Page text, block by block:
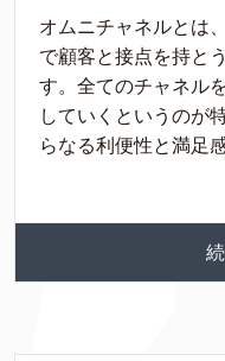
オムニチャネルとは
で顧客と接点を持と
す。全てのチャネル
していくというのが
らなる利便性と満足